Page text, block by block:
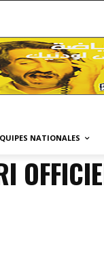
NATIONALES